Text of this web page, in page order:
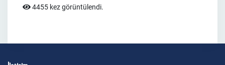
4455 kez görüntülendi.